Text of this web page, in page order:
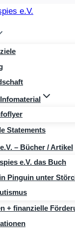
Statements
– Bücher / Artikel
e.V. das Buch
Pinguin unter
+ finanzielle